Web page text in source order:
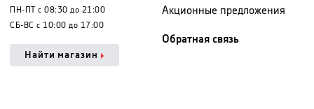
ПН-ПТ с 08:30 до 21:00
СБ-ВС с 10:00 до 17:00
Найти магазин
Акционные предложения
Обратная связь